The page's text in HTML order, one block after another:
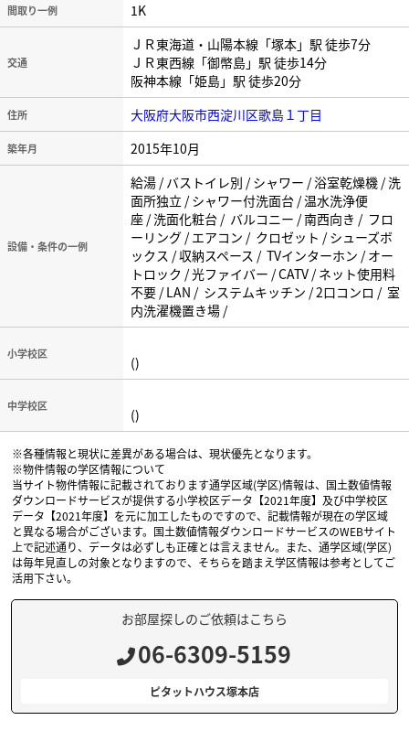
間取り一例 1K
交通
ＪＲ東海道・山陽本線「塚本」駅 徒歩7分
ＪＲ東西線「御幣島」駅 徒歩14分
阪神本線「姫島」駅 徒歩20分
住所 大阪府大阪市西淀川区歌島１丁目
築年月 2015年10月
設備・条件の一例
給湯 / バストイレ別 / シャワー / 浴室乾燥機 / 洗
面所独立 / シャワー付洗面台 / 温水洗浄便
座 / 洗面化粧台 / バルコニー / 南西向き / フロ
ーリング / エアコン / クロゼット / シューズボ
ックス / 収納スペース / TVインターホン / オー
トロック / 光ファイバー / CATV / ネット使用料
不要 / LAN / システムキッチン / 2口コンロ / 室
内洗濯機置き場 /
小学校区 ()
中学校区 ()
※各種情報と現状に差異がある場合は、現状優先となります。
※物件情報の学区情報について
当サイト物件情報に記載されております通学区域(学区)情報は、国土数値情報
ダウンロードサービスが提供する小学校区データ【2021年度】及び中学校区
データ【2021年度】を元に加工したものですので、記載情報が現在の学区域
と異なる場合がございます。国土数値情報ダウンロードサービスのWEBサイト
上で記述通り、データは必ずしも正確とは言えません。また、通学区域(学区)
は毎年見直しの対象となりますので、そちらを踏まえ学区情報は参考としてご
活用下さい。
お部屋探しのご依頼はこちら
06-6309-5159
ピタットハウス塚本店